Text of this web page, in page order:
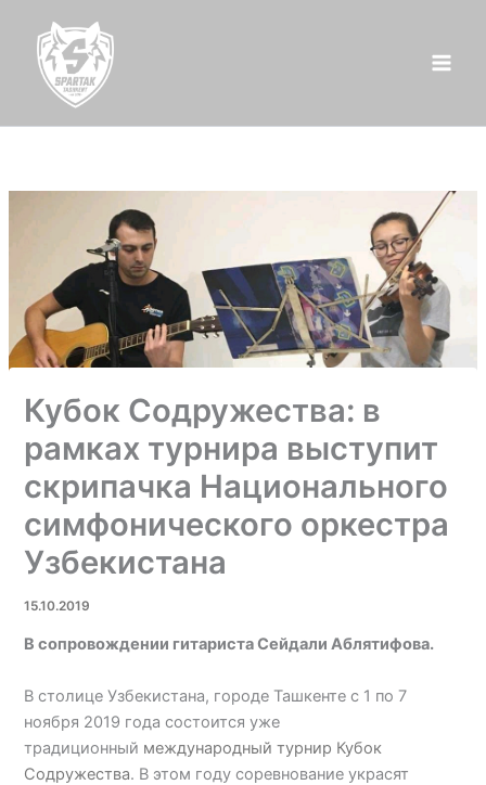
содержимому
Кубок Содружества: в
рамках турнира выступит
скрипачка Национального
симфонического оркестра
Узбекистана
15.10.2019
В сопровождении гитариста Сейдали Аблятифова.
В столице Узбекистана, городе Ташкенте с 1 по 7
ноября 2019 года состоится уже
традиционный международный турнир Кубок
Содружества. В этом году соревнование украсят